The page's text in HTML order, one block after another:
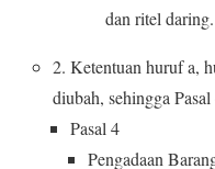
dan ritel daring.
2. Ketentuan huruf a,
diubah, sehingga
Pasal 4
Pengadaan